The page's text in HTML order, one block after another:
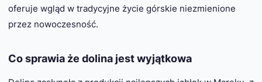
oferuje wgląd w tradycyjne życie górskie niezmienione
przez nowoczesność.
Co sprawia że dolina jest wyjątkowa